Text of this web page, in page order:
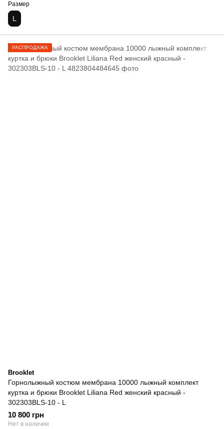
Размер
L
РАСПРОДАЖА
Brooklet
Горнолыжный костюм мембрана 10000 лыжный комплект
куртка и брюки Brooklet Liliana Red женский красный -
302303BLS-10 - L
10 800 грн
Нет в наличии